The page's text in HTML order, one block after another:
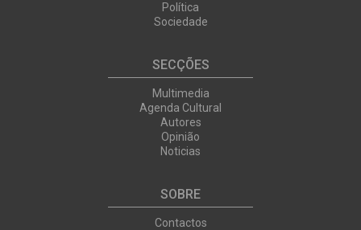
Política
Sociedade
SECÇÕES
Multimedia
Agenda Cultural
Autores
Opinião
Noticias
SOBRE
Contactos